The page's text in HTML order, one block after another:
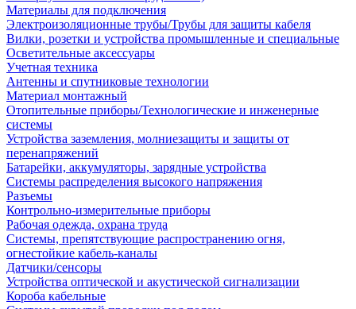
Материалы для подключения
Электроизоляционные трубы/Трубы для защиты кабеля
Вилки, розетки и устройства промышленные и специальные
Осветительные аксессуары
Учетная техника
Антенны и спутниковые технологии
Материал монтажный
Отопительные приборы/Технологические и инженерные
системы
Устройства заземления, молниезащиты и защиты от
перенапряжений
Батарейки, аккумуляторы, зарядные устройства
Системы распределения высокого напряжения
Разъемы
Контрольно-измерительные приборы
Рабочая одежда, охрана труда
Системы, препятствующие распространению огня,
огнестойкие кабель-каналы
Датчики/сенсоры
Устройства оптической и акустической сигнализации
Короба кабельные